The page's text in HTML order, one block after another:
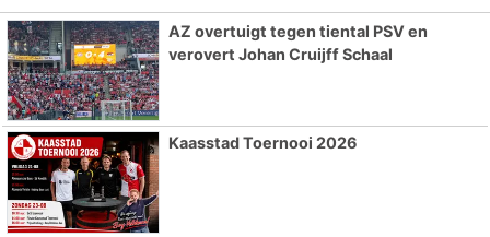
AZ overtuigt tegen tiental PSV en
verovert Johan Cruijff Schaal
Kaasstad Toernooi 2026